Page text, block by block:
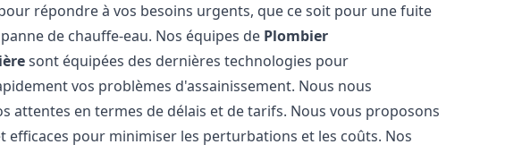
répondre à vos besoins urgents, que ce soit pour une fuite
de chauffe-eau. Nos équipes de Plombier
sont équipées des dernières technologies pour
vos problèmes d'assainissement. Nous nous
attentes en termes de délais et de tarifs. Nous vous proposons
efficaces pour minimiser les perturbations et les coûts. Nos